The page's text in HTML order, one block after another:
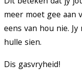
meer moet gee aan
eens van hou nie.
hulle sien.
Dis gasvryheid!